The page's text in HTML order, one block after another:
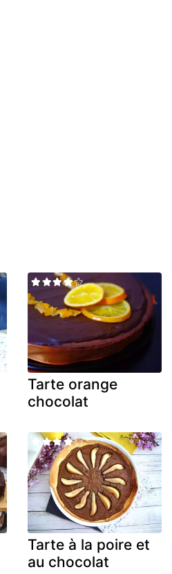
Tarte orange
chocolat
Tarte à la poire et
au chocolat